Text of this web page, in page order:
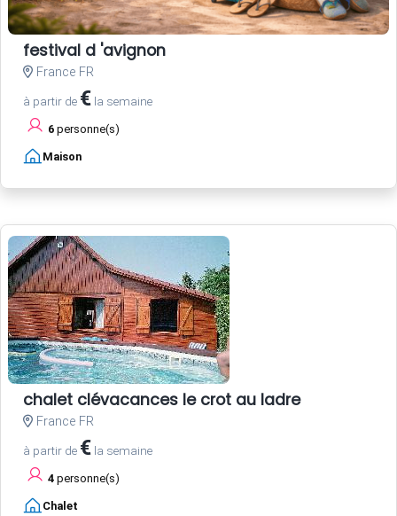
festival d 'avignon
France FR
à partir de € la semaine
6 personne(s)
Maison
chalet clévacances le crot au ladre
France FR
à partir de € la semaine
4 personne(s)
Chalet